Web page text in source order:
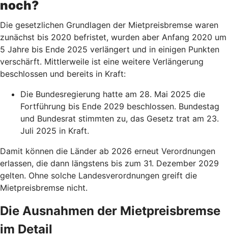
noch?
Die gesetzlichen Grundlagen der Mietpreisbremse waren
zunächst bis 2020 befristet, wurden aber Anfang 2020 um
5 Jahre bis Ende 2025 verlängert und in einigen Punkten
verschärft. Mittlerweile ist eine weitere Verlängerung
beschlossen und bereits in Kraft:
Die Bundesregierung hatte am 28. Mai 2025 die
Fortführung bis Ende 2029 beschlossen. Bundestag
und Bundesrat stimmten zu, das Gesetz trat am 23.
Juli 2025 in Kraft.
Damit können die Länder ab 2026 erneut Verordnungen
erlassen, die dann längstens bis zum 31. Dezember 2029
gelten. Ohne solche Landesverordnungen greift die
Mietpreisbremse nicht.
Die Ausnahmen der Mietpreisbremse
im Detail